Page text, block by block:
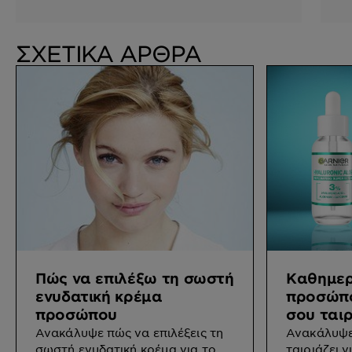
ΣΧΕΤΙΚΑ ΑΡΘΡΑ
Πώς να επιλέξω τη σωστή
ενυδατική κρέμα
προσώπου
Ανακάλυψε πώς να επιλέξεις τη
σωστή ενυδατική κρέμα για το
σου
ταιριάζει